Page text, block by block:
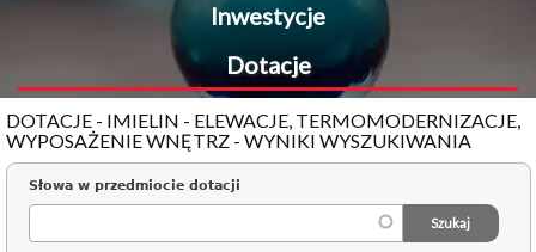
Inwestycje
Dotacje
DOTACJE - IMIELIN - ELEWACJE, TERMOMODERNIZACJE,
WYPOSAŻENIE WNĘTRZ - WYNIKI WYSZUKIWANIA
Słowa w przedmiocie dotacji